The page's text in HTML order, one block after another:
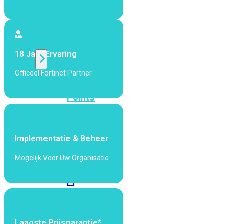
Alle
Points
Fi
Fi
18 Jaar Ervaring
Officeel Fortinet Partner
Implementatie & Beheer
Mogelijk Voor Uw Organisatie